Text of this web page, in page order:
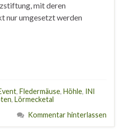
mit deren
nur umgesetzt werden
, Fledermäuse, Höhle, INI
, Lörmecketal
Kommentar hinterlassen